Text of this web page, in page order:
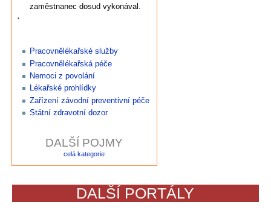
zaměstnanec dosud vykonával.
'
Pracovnělékařské služby
Pracovnělékařská péče
Nemoci z povolání
Lékařské prohlídky
Zařízení závodní preventivní péče
Státní zdravotní dozor
DALŠÍ POJMY
celá kategorie
DALŠÍ PORTÁLY